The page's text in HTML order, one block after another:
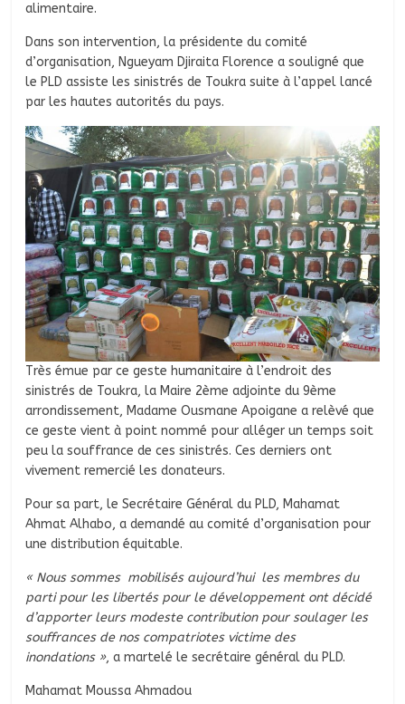
alimentaire.
Dans son intervention, la présidente du comité
d’organisation, Ngueyam Djiraita Florence a souligné que
le PLD assiste les sinistrés de Toukra suite à l’appel lancé
par les hautes autorités du pays.
Très émue par ce geste humanitaire à l’endroit des
sinistrés de Toukra, la Maire 2ème adjointe du 9ème
arrondissement, Madame Ousmane Apoigane a relèvé que
ce geste vient à point nommé pour alléger un temps soit
peu la souffrance de ces sinistrés. Ces derniers ont
vivement remercié les donateurs.
Pour sa part, le Secrétaire Général du PLD, Mahamat
Ahmat Alhabo, a demandé au comité d’organisation pour
une distribution équitable.
« Nous sommes mobilisés aujourd’hui les membres du
parti pour les libertés pour le développement ont décidé
d’apporter leurs modeste contribution pour soulager les
souffrances de nos compatriotes victime des
inondations », a martelé le secrétaire général du PLD.
Mahamat Moussa Ahmadou